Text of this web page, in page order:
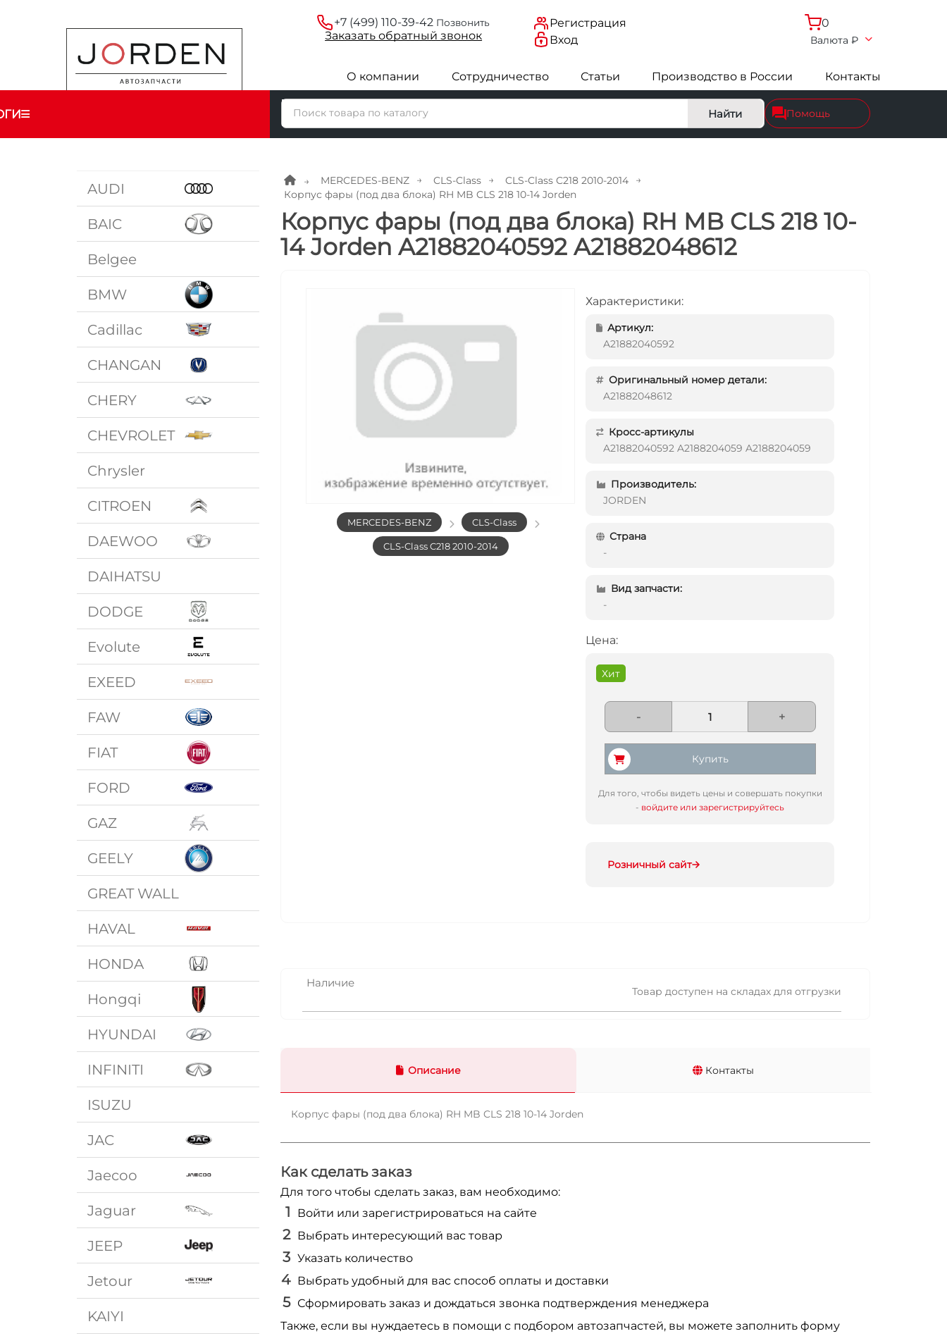
+7 (499) 110-39-42 Позвонить
Заказатьобратныйзвонок
Регистрация
Вход
0
Валюта ₽
О компании Сотрудничество Статьи Производство в России Контакты
Найти Помощь
AUDI
BAIC
Belgee
BMW
Cadillac
CHANGAN
CHERY
CHEVROLET
Chrysler
CITROEN
DAEWOO
DAIHATSU
DODGE
Evolute
EXEED
FAW
FIAT
FORD
GAZ
GEELY
GREAT WALL
HAVAL
HONDA
Hongqi
HYUNDAI
INFINITI
ISUZU
JAC
Jaecoo
Jaguar
JEEP
Jetour
KAIYI
MERCEDES-BENZ CLS-Class
CLS-Class C218 2010-2014
Корпус фары (под два блока) RH MB CLS 218 10-14 Jorden
Корпус фары (под два блока) RH MB CLS 218 10-
14 Jorden A21882040592 A21882048612
MERCEDES-BENZ CLS-Class
CLS-Class C218 2010-2014
Характеристики:
Артикул:
A21882040592
Оригинальный номер детали:
A21882048612
Кросс-артикулы
A21882040592 A2188204059 A2188204059
Производитель:
JORDEN
Страна
-
Вид запчасти:
-
Цена:
Хит
- +
Купить
Для того, чтобы видеть цены и совершать покупки
- войдите или зарегистрируйтесь
Розничный сайт
Наличие
Товар доступен на складах для отгрузки
Описание Контакты
Корпус фары (под два блока) RH MB CLS 218 10-14 Jorden
Как сделать заказ
Для того чтобы сделать заказ, вам необходимо:
Войти или зарегистрироваться на сайте
Выбрать интересующий вас товар
Указать количество
Выбрать удобный для вас способ оплаты и доставки
Сформировать заказ и дождаться звонка подтверждения менеджера
Также, если вы нуждаетесь в помощи с подбором автозапчастей, вы можете заполнить форму